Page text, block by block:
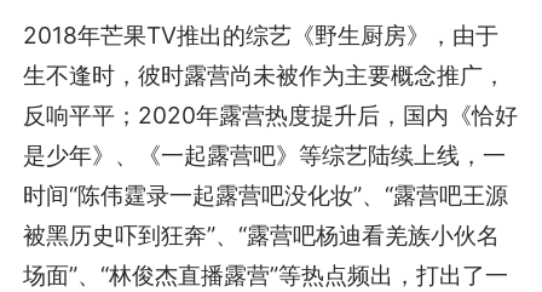
2018年芒果TV推出的综艺《野生厨房》，由于
生不逢时，彼时露营尚未被作为主要概念推广，
反响平平；2020年露营热度提升后，国内《恰好
是少年》、《一起露营吧》等综艺陆续上线，一
时间“陈伟霆录一起露营吧没化妆”、“露营吧王源
被黑历史吓到狂奔”、“露营吧杨迪看羌族小伙名
场面”、“林俊杰直播露营”等热点频出，打出了一